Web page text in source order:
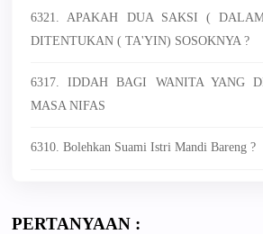
6321. APAKAH DUA SAKSI (
DITENTUKAN ( TA'YIN) SOSOKNYA ?
6317. IDDAH BAGI WANITA YANG
MASA NIFAS
6310. Bolehkan Suami Istri Mandi Bareng ?
PERTANYAAN :